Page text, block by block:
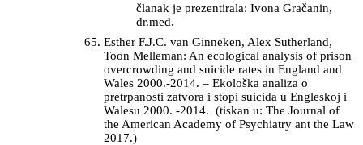
članak je prezentirala: Ivona Gračanin,
dr.med.
Esther F.J.C. van Ginneken, Alex Sutherland,
Toon Melleman: An ecological analysis of prison
overcrowding and suicide rates in England and
Wales 2000.-2014. – Ekološka analiza o
pretrpanosti zatvora i stopi suicida u Engleskoj i
Walesu 2000. -2014. (tiskan u: The Journal of
the American Academy of Psychiatry ant the Law
2017.)